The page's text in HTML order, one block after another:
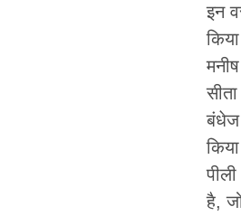
इन
बंधेज
है,